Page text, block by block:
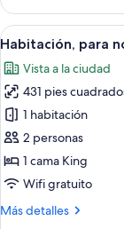
superior,
para
no
(Dome)
Abrir
todas
las
fotos
de
Habitación,
para
no
fumadores,
vista
6
Habitación, para
Vista a la ciudad
431 pies
1 habitación
2 personas
1 cama King
Wifi gratuito
Más detalles
Más